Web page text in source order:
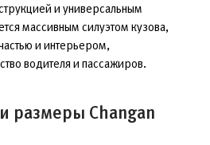
и универсальным
массивным силуэтом кузова,
и интерьером,
водителя и пассажиров.
размеры Changan